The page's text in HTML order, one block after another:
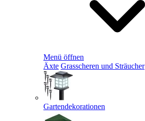
Menü öffnen
Äxte Grasscheren und Sträucher
Gartendekorationen